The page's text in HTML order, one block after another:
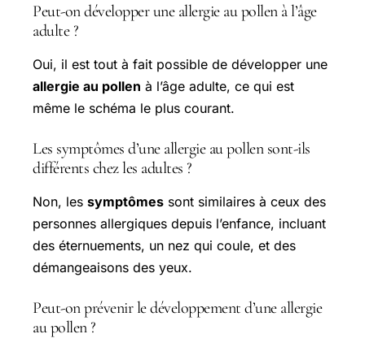
Peut-on développer une allergie au pollen à l’âge
adulte ?
Oui, il est tout à fait possible de développer une
allergie au pollen à l’âge adulte, ce qui est
même le schéma le plus courant.
Les symptômes d’une allergie au pollen sont-ils
différents chez les adultes ?
Non, les symptômes sont similaires à ceux des
personnes allergiques depuis l’enfance, incluant
des éternuements, un nez qui coule, et des
démangeaisons des yeux.
Peut-on prévenir le développement d’une allergie
au pollen ?